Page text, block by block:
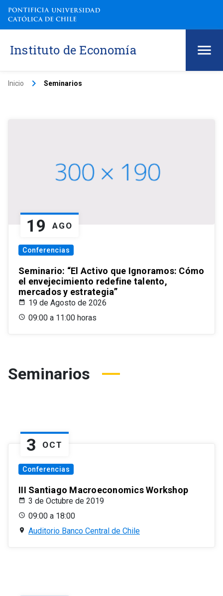
Instituto de Economía
Inicio keyboard_arrow_right Seminarios
19 AGO
Conferencias
Seminario: “El Activo que Ignoramos: Cómo
el envejecimiento redefine talento,
mercados y estrategia”
19 de Agosto de 2026
09:00 a 11:00 horas
Seminarios
3 OCT
Conferencias
III Santiago Macroeconomics Workshop
3 de Octubre de 2019
09:00 a 18:00
Auditorio Banco Central de Chile